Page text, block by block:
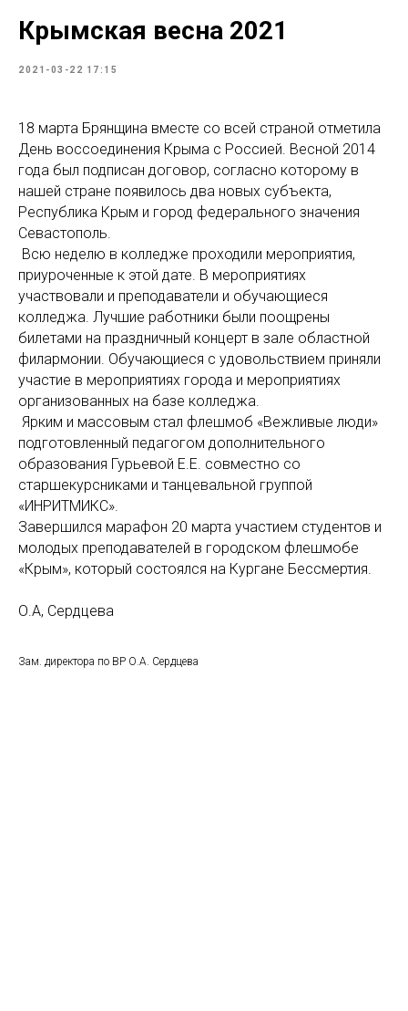
Крымская весна 2021
2021-03-22 17:15
18 марта Брянщина вместе со всей страной отметила
День воссоединения Крыма с Россией. Весной 2014
года был подписан договор, согласно которому в
нашей стране появилось два новых субъекта,
Республика Крым и город федерального значения
Севастополь.
Всю неделю в колледже проходили мероприятия,
приуроченные к этой дате. В мероприятиях
участвовали и преподаватели и обучающиеся
колледжа. Лучшие работники были поощрены
билетами на праздничный концерт в зале областной
филармонии. Обучающиеся с удовольствием приняли
участие в мероприятиях города и мероприятиях
организованных на базе колледжа.
Ярким и массовым стал флешмоб «Вежливые люди»
подготовленный педагогом дополнительного
образования Гурьевой Е.Е. совместно со
старшекурсниками и танцевальной группой
«ИНРИТМИКС».
Завершился марафон 20 марта участием студентов и
молодых преподавателей в городском флешмобе
«Крым», который состоялся на Кургане Бессмертия.
О.А, Сердцева
Зам. директора по ВР О.А. Сердцева